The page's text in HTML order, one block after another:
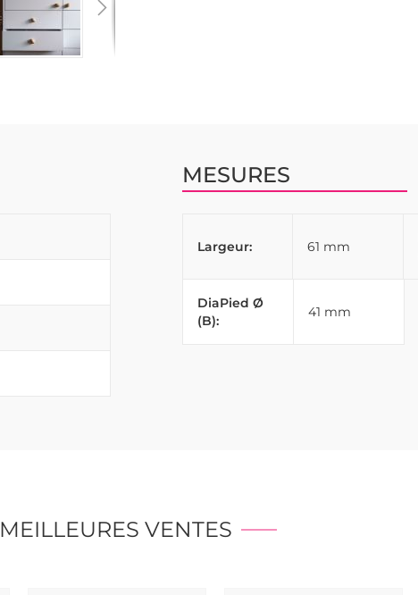
MESURES
Largeur: 61 mm
DiaPied Ø
(B):
41 mm
MEILLEURES VENTES